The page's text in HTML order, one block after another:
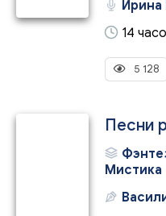
Ирина
14
5 128
Песни
Мистика